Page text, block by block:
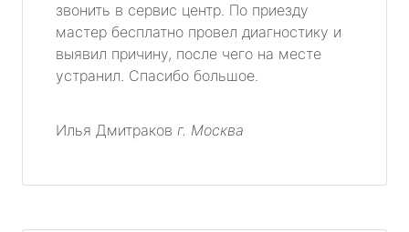
звонить в сервис центр. По приезду
мастер бесплатно провел диагностику и
выявил причину, после чего на месте
устранил. Спасибо большое.
Илья Дмитраков г. Москва